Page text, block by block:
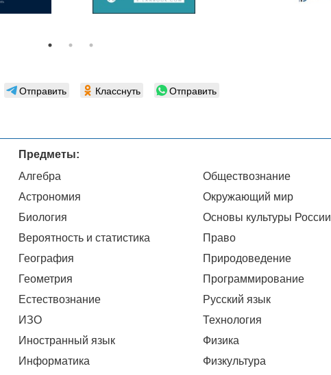
Отправить Класснуть Отправить
Предметы:
Алгебра
Астрономия
Биология
Вероятность и статистика
География
Геометрия
Естествознание
ИЗО
Иностранный язык
Информатика
Обществознание
Окружающий мир
Основы культуры России
Право
Природоведение
Программирование
Русский язык
Технология
Физика
Физкультура